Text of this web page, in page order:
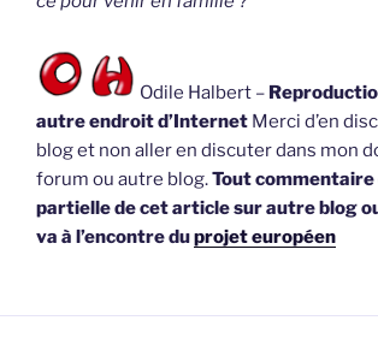
Odile Halbert –
autre endroit d’Internet Merci d’en
blog et non aller en discuter dans mon
forum ou autre blog.Tout commentaire
partielle de cet article sur autre blog
va à l’encontre duprojet européen